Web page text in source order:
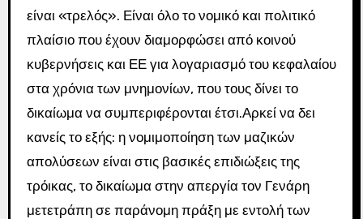
είναι «τρελός». Είναι όλο το νομικό και πολιτικό
πλαίσιο που έχουν διαμορφώσει από κοινού
κυβερνήσεις και ΕΕ για λογαριασμό του κεφαλαίου
στα χρόνια των μνημονίων, που τους δίνει το
δικαίωμα να συμπεριφέρονται έτσι.Αρκεί να δει
κανείς το εξής: η νομιμοποίηση των μαζικών
απολύσεων είναι στις βασικές επιδιώξεις της
τρόικας, το δικαίωμα στην απεργία τον Γενάρη
μετετράπη σε παράνομη πράξη με εντολή των